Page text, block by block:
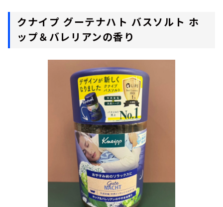
クナイプ グーテナハト バスソルト ホ
ップ＆バレリアンの香り